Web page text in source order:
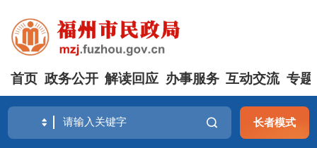
首页 政务公开 解读回应 办事服务 互动交流 专题
长者模式